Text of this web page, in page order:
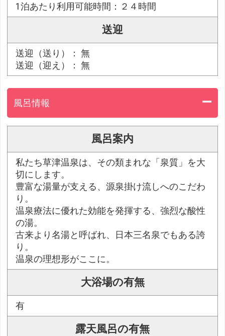
1泊あたり利用可能時間：２４時間
送迎
送迎（送り）： 無
送迎（迎え）： 無
風呂情報
風呂案内
私たち草津温泉は、その類まれな「泉質」を大
切にします。
豊富な湯量が支える、源泉掛け流しへのこだわ
り。
温泉療法に優れた効能を発揮する、強烈な酸性
の湯。
古来より名湯と呼ばれ、日本三名泉でもある誇
り。
温泉の理想形がここに。
大浴場の有無
有
露天風呂の有無